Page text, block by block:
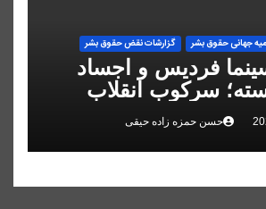
جهانی حقوق بشر گزارشات نقض حقوق بشر
فردیس و اجساد
سرکوب انقلاب
حسن حمزه زاده حیقی